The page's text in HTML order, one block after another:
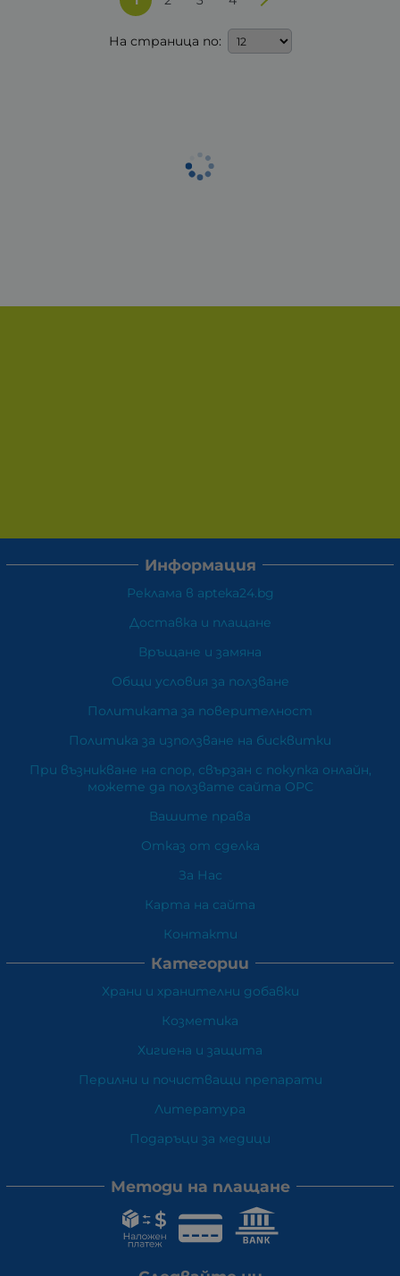
На страница по:
Информация
Реклама в apteka24.bg
Доставка и плащане
Връщане и замяна
Общи условия за ползване
Политиката за поверителност
Политика за използване на бисквитки
При възникване на спор, свързан с покупка онлайн,
можете да ползвате сайта ОРС
Вашите права
Отказ от сделка
За Нас
Карта на сайта
Контакти
Категории
Храни и хранителни добавки
Козметика
Хигиена и защита
Перилни и почистващи препарати
Литература
Подаръци за медици
Методи на плащане